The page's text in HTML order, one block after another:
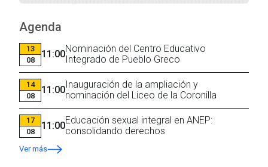
Agenda
13
08
11:00Nominación del Centro Educativo
Integrado de Pueblo Greco
14
08
11:00 Inauguración de la ampliación y
nominación del Liceo de la Coronilla
17
08
11:00Educación sexual integral en ANEP:
consolidando derechos
Ver más